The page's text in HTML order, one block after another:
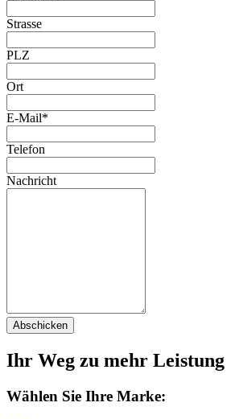
Strasse
PLZ
Ort
E-Mail*
Telefon
Nachricht
Abschicken
Ihr Weg zu mehr Leistung
Wählen Sie Ihre Marke: